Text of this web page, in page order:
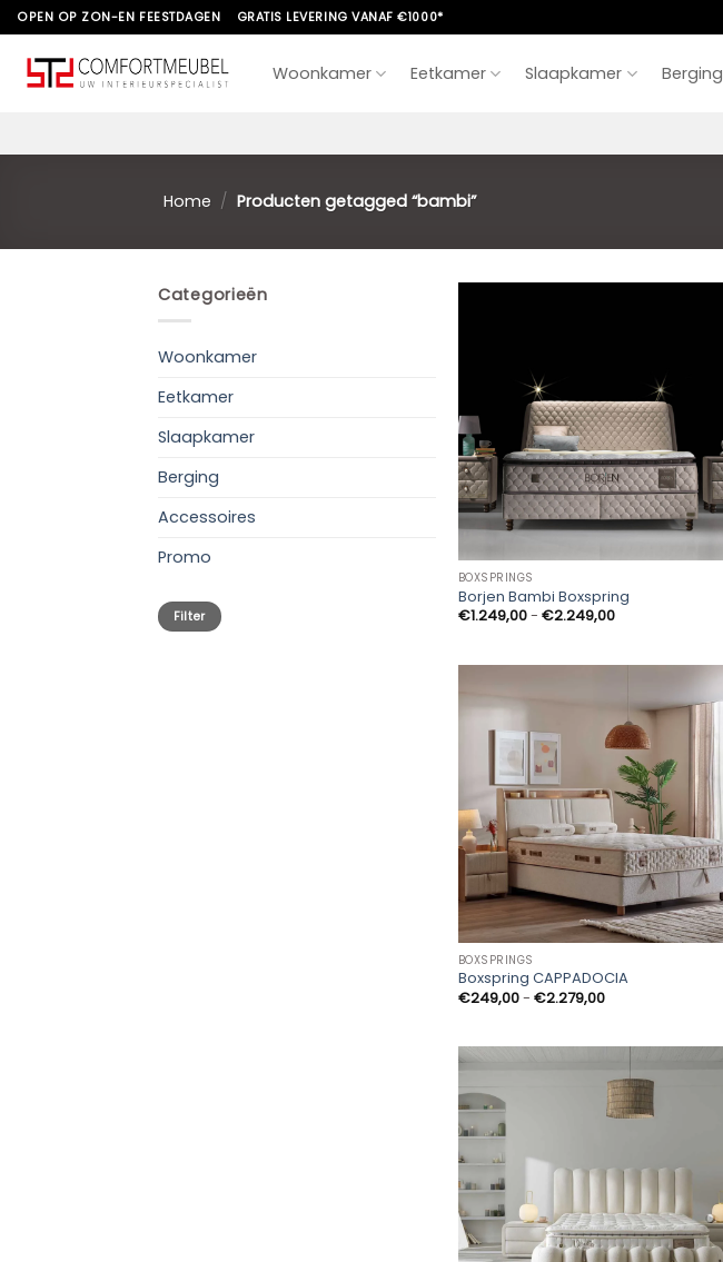
Skip
to
content
OPEN OP ZON-EN FEESTDAGEN GRATIS LEVERING VANAF €1000*
Woonkamer Eetkamer Slaapkamer Berging
Home / Producten getagged “bambi”
Categorieën
Woonkamer
Eetkamer
Slaapkamer
Berging
Accessoires
Promo
Min.
prijs
Max.
prijsFilter
BOXSPRINGS
Borjen Bambi Boxspring
€1.249,00- €2.249,00Prijsklasse:
€1.249,00
BOXSPRINGS
Boxspring CAPPADOCIA
€249,00- €2.279,00Prijsklasse:
€249,00